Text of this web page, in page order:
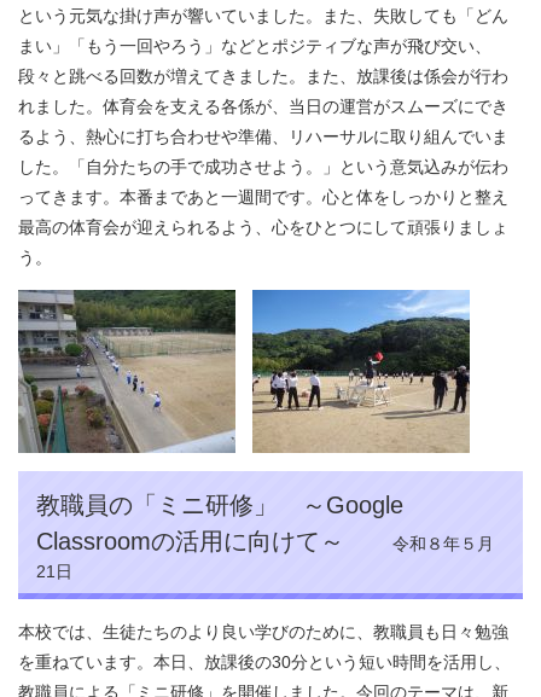
という元気な掛け声が響いていました。また、失敗しても「どん
まい」「もう一回やろう」などとポジティブな声が飛び交い、
段々と跳べる回数が増えてきました。また、放課後は係会が行わ
れました。体育会を支える各係が、当日の運営がスムーズにでき
るよう、熱心に打ち合わせや準備、リハーサルに取り組んでいま
した。「自分たちの手で成功させよう。」という意気込みが伝わ
ってきます。本番まであと一週間です。心と体をしっかりと整え
最高の体育会が迎えられるよう、心をひとつにして頑張りましょ
う。
教職員の「ミニ研修」 ～Google
Classroomの活用に向けて～
令和８年５月
21日
本校では、生徒たちのより良い学びのために、教職員も日々勉強
を重ねています。本日、放課後の30分という短い時間を活用し、
教職員による「ミニ研修」を開催しました。今回のテーマは、新